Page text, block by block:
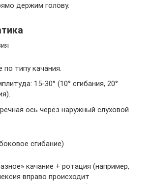
держим голову.
типу качания.
15-30° (10° сгибания, 20°
ось через наружный слуховой
сгибание)
качание + ротация (например,
вправо происходит